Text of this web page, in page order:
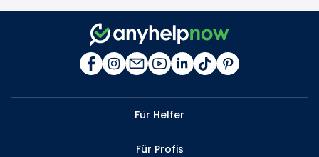
Für Helfer
Für Profis